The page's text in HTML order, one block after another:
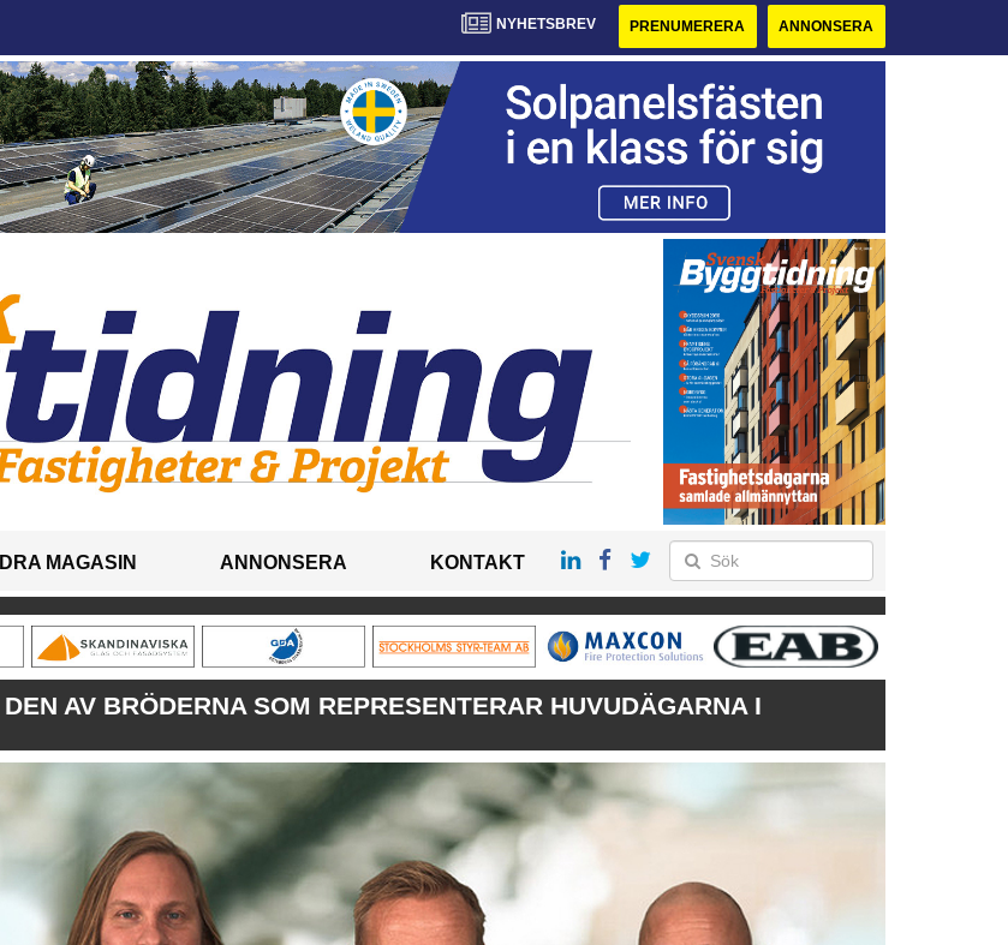
NYHETSBREV PRENUMERERA ANNONSERA
MAGASIN ANNONSERA KONTAKT
AV BRÖDERNA SOM REPRESENTERAR HUVUDÄGARNA I